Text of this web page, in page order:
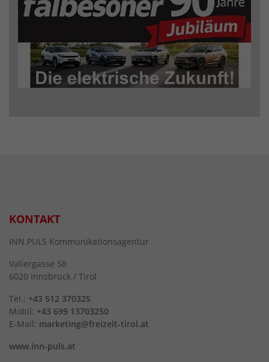
KONTAKT
INN.PULS Kommunikationsagentur
Valiergasse 58
6020 Innsbruck / Tirol
Tel.: +43 512 370325
Mobil: +43 699 13703250
E-Mail: marketing@freizeit-tirol.at
www.inn-puls.at